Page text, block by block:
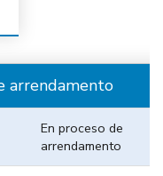
arrendamento
En proceso de
arrendamento